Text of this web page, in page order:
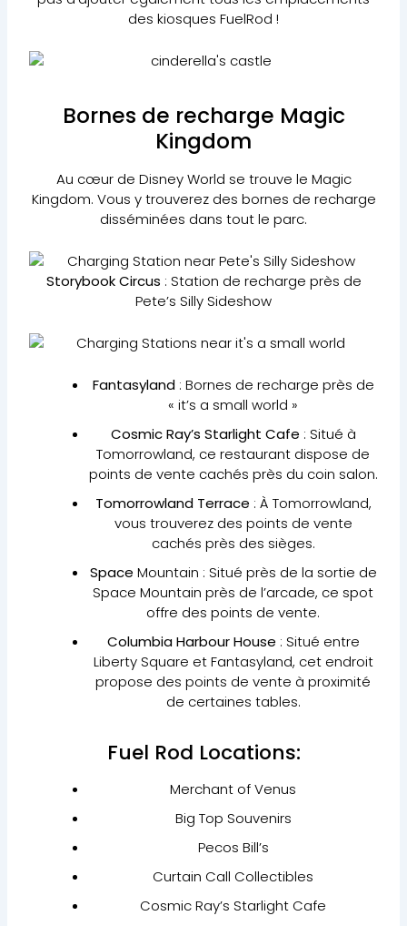
des kiosques FuelRod !
Bornes de recharge Magic
Kingdom
Au cœur de Disney World se trouve le Magic
Kingdom. Vous y trouverez des bornes de recharge
disséminées dans tout le parc.
Storybook Circus : Station de recharge près de
Pete’s Silly Sideshow
Fantasyland: Bornes de recharge près de
« it’s a small world »
Cosmic Ray’s Starlight Cafe : Situé à
Tomorrowland, ce restaurant dispose de
points de vente cachés près du coin salon.
Tomorrowland Terrace : À Tomorrowland,
vous trouverez des points de vente
cachés près des sièges.
Space Mountain : Situé près de la sortie de
Space Mountain près de l’arcade, ce spot
offre des points de vente.
Columbia Harbour House : Situé entre
Liberty Square et Fantasyland, cet endroit
propose des points de vente à proximité
de certaines tables.
Fuel Rod Locations:
Merchant of Venus
Big Top Souvenirs
Pecos Bill’s
Curtain Call Collectibles
Cosmic Ray’s Starlight Cafe